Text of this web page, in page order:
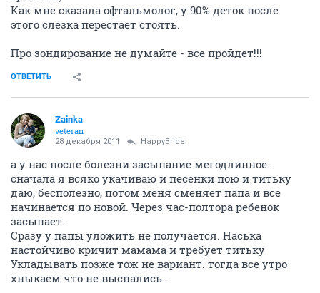
Как мне сказала офтальмолог, у 90% деток после
этого слезка перестает стоять.
Про зондирование не думайте - все пройдет!!!
ОТВЕТИТЬ
Zainka
veteran
28 декабря 2011 HappyBride
а у нас после болезни засыпание мегодлинное.
сначала я всяко укачиваю и песенки пою и титьку
даю, бесполезно, потом меня сменяет папа и все
начинается по новой. Через час-полтора ребенок
засыпает.
Сразу у папы уложить не получается. Наська
настойчиво кричит мамама и требует титьку
Укладывать позже тож не вариант. тогда все утро
хныкаем что не выспались..